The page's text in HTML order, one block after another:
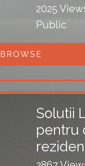
2025
Public
BROWSE
Solutii
pentru